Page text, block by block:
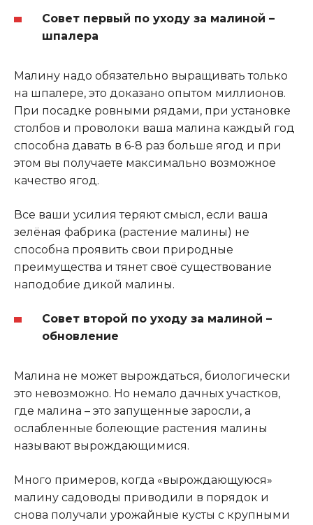
Совет первый по уходу за малиной –
шпалера
Малину надо обязательно выращивать только
на шпалере, это доказано опытом миллионов.
При посадке ровными рядами, при установке
столбов и проволоки ваша малина каждый год
способна давать в 6-8 раз больше ягод и при
этом вы получаете максимально возможное
качество ягод.
Все ваши усилия теряют смысл, если ваша
зелёная фабрика (растение малины) не
способна проявить свои природные
преимущества и тянет своё существование
наподобие дикой малины.
Совет второй по уходу за малиной –
обновление
Малина не может вырождаться, биологически
это невозможно. Но немало дачных участков,
где малина – это запущенные заросли, а
ослабленные болеющие растения малины
называют вырождающимися.
Много примеров, когда «вырождающуюся»
малину садоводы приводили в порядок и
снова получали урожайные кусты с крупными